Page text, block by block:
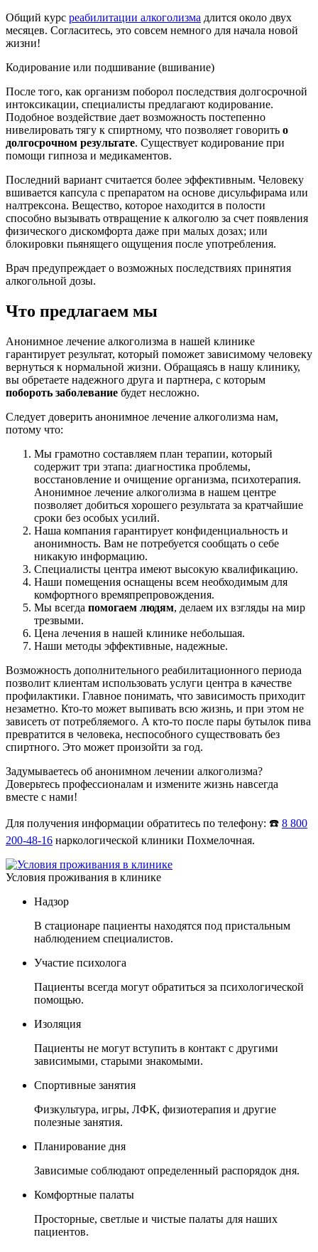
Общий курс реабилитации алкоголизма длится около двух
месяцев. Согласитесь, это совсем немного для начала новой
жизни!
Кодирование или подшивание (вшивание)
После того, как организм поборол последствия долгосрочной
интоксикации, специалисты предлагают кодирование.
Подобное воздействие дает возможность постепенно
нивелировать тягу к спиртному, что позволяет говорить о
долгосрочном результате. Существует кодирование при
помощи гипноза и медикаментов.
Последний вариант считается более эффективным. Человеку
вшивается капсула с препаратом на основе дисульфирама или
налтрексона. Вещество, которое находится в полости
способно вызывать отвращение к алкоголю за счет появления
физического дискомфорта даже при малых дозах; или
блокировки пьянящего ощущения после употребления.
Врач предупреждает о возможных последствиях принятия
алкогольной дозы.
Что предлагаем мы
Анонимное лечение алкоголизма в нашей клинике
гарантирует результат, который поможет зависимому человеку
вернуться к нормальной жизни. Обращаясь в нашу клинику,
вы обретаете надежного друга и партнера, с которым
побороть заболевание будет несложно.
Следует доверить анонимное лечение алкоголизма нам,
потому что:
Мы грамотно составляем план терапии, который
содержит три этапа: диагностика проблемы,
восстановление и очищение организма, психотерапия.
Анонимное лечение алкоголизма в нашем центре
позволяет добиться хорошего результата за кратчайшие
сроки без особых усилий.
Наша компания гарантирует конфиденциальность и
анонимность. Вам не потребуется сообщать о себе
никакую информацию.
Специалисты центра имеют высокую квалификацию.
Наши помещения оснащены всем необходимым для
комфортного времяпрепровождения.
Мы всегда помогаем людям, делаем их взгляды на мир
трезвыми.
Цена лечения в нашей клинике небольшая.
Наши методы эффективные, надежные.
Возможность дополнительного реабилитационного периода
позволит клиентам использовать услуги центра в качестве
профилактики. Главное понимать, что зависимость приходит
незаметно. Кто-то может выпивать всю жизнь, и при этом не
зависеть от потребляемого. А кто-то после пары бутылок пива
превратится в человека, неспособного существовать без
спиртного. Это может произойти за год.
Задумываетесь об анонимном лечении алкоголизма?
Доверьтесь профессионалам и измените жизнь навсегда
вместе с нами!
Для получения информации обратитесь по телефону: ☎️ 8 800
200-48-16 наркологической клиники Похмелочная.
Условия проживания в клинике
Надзор
В стационаре пациенты находятся под пристальным
наблюдением специалистов.
Участие психолога
Пациенты всегда могут обратиться за психологической
помощью.
Изоляция
Пациенты не могут вступить в контакт с другими
зависимыми, старыми знакомыми.
Спортивные занятия
Физкультура, игры, ЛФК, физиотерапия и другие
полезные занятия.
Планирование дня
Зависимые соблюдают определенный распорядок дня.
Комфортные палаты
Просторные, светлые и чистые палаты для наших
пациентов.